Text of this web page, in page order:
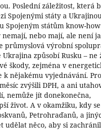
Poslední záležitost, která
Spojenými státy a
Spojeným státům know-how
nebo mají, ale není
průmyslová výrobní
způsobí Rusku – ne
škody, zejména v
nějakému vyjednávání.
zvýšili DPH, a ani
nemůže jít donekonečna,
život. A v okamžiku, kdy
Petrohraďanů, a
udělat něco, aby si zachránil